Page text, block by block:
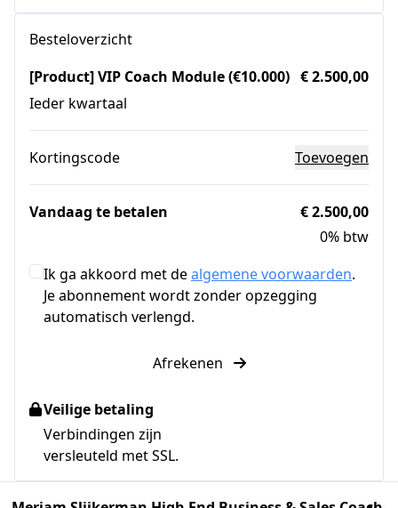
Besteloverzicht
[Product] VIP Coach Module (€10.000)
Ieder kwartaal
€ 2.500,00
Kortingscode Toevoegen
Vandaag te betalen
€ 2.500,00
0% btw
Ik ga akkoord met dealgemene voorwaarden.
Je abonnement wordt zonder opzegging
automatisch verlengd.
Afrekenen
Veilige betaling
Verbindingen zijn
versleuteld met SSL.